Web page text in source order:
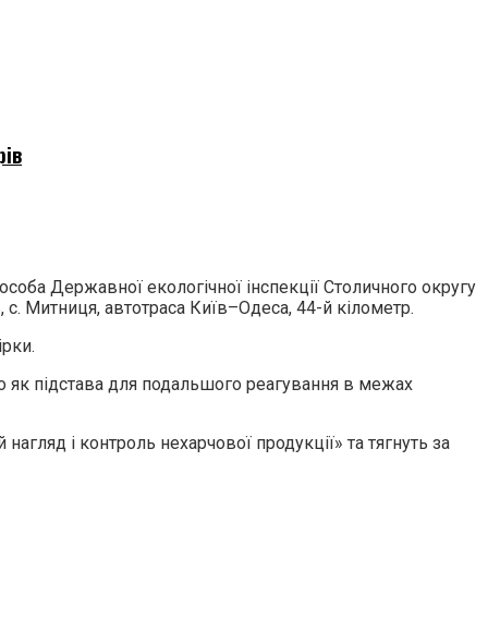
Державної екологічної інспекції Столичного округу
Митниця, автотраса Київ–Одеса, 44-й кілометр.
як підстава для подальшого реагування в межах
і контроль нехарчової продукції» та тягнуть за